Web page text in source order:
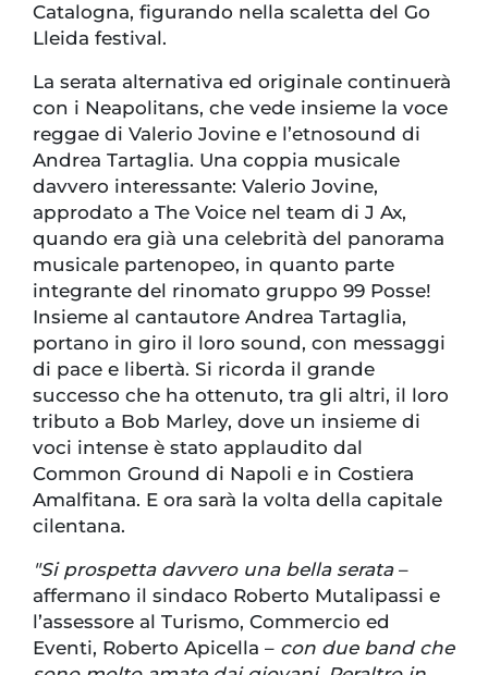
Catalogna, figurando nella scaletta del Go
Lleida festival.
La serata alternativa ed originale continuerà
con i Neapolitans, che vede insieme la voce
reggae di Valerio Jovine e l’etnosound di
Andrea Tartaglia. Una coppia musicale
davvero interessante: Valerio Jovine,
approdato a The Voice nel team di J Ax,
quando era già una celebrità del panorama
musicale partenopeo, in quanto parte
integrante del rinomato gruppo 99 Posse!
Insieme al cantautore Andrea Tartaglia,
portano in giro il loro sound, con messaggi
di pace e libertà. Si ricorda il grande
successo che ha ottenuto, tra gli altri, il loro
tributo a Bob Marley, dove un insieme di
voci intense è stato applaudito dal
Common Ground di Napoli e in Costiera
Amalfitana. E ora sarà la volta della capitale
cilentana.
"Si prospetta davvero una bella serata–
affermano il sindaco Roberto Mutalipassi e
l’assessore al Turismo, Commercio ed
Eventi, Roberto Apicella – con due band che